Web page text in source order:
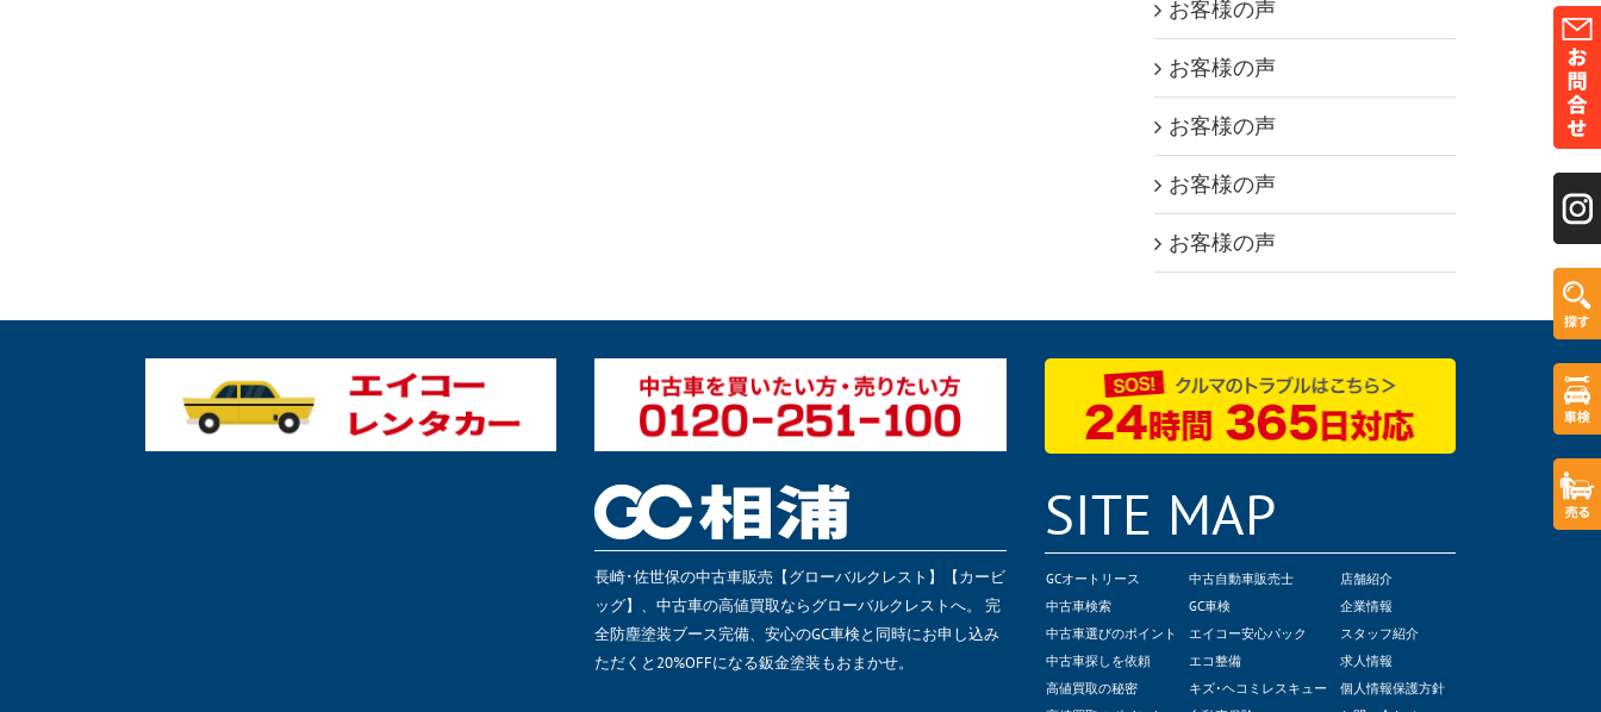
お客様の声
お客様の声
お客様の声
お客様の声
お客様の声
長崎･佐世保の中古車販売【グローバルクレスト】【カービ
ッグ】、中古車の高値買取ならグローバルクレストへ。 完
全防塵塗装ブース完備、安心のGC車検と同時にお申し込み
ただくと20%OFFになる鈑金塗装もおまかせ。
SITE MAP
GCオートリース
中古車検索
中古車選びのポイント
中古車探しを依頼
高値買取の秘密
中古自動車販売士
GC車検
エイコー安心パック
エコ整備
キズ･ヘコミレスキュー
店舗紹介
企業情報
スタッフ紹介
求人情報
個人情報保護方針